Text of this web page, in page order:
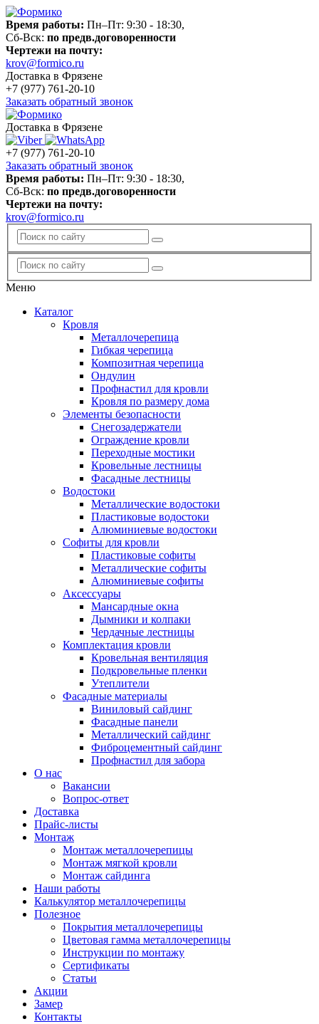
Время работы: Пн–Пт: 9:30 - 18:30,
Сб-Вск: по предв.договоренности
Чертежи на почту:
krov@formico.ru
Доставка в Фрязене
+7 (977) 761-20-10
Заказать обратный звонок
Доставка в Фрязене
+7 (977) 761-20-10
Заказать обратный звонок
Время работы: Пн–Пт: 9:30 - 18:30,
Сб-Вск: по предв.договоренности
Чертежи на почту:
krov@formico.ru
Меню
Каталог
Кровля
Металлочерепица
Гибкая черепица
Композитная черепица
Ондулин
Профнастил для кровли
Кровля по размеру дома
Элементы безопасности
Снегозадержатели
Ограждение кровли
Переходные мостики
Кровельные лестницы
Фасадные лестницы
Водостоки
Металлические водостоки
Пластиковые водостоки
Алюминиевые водостоки
Софиты для кровли
Пластиковые софиты
Металлические софиты
Алюминиевые софиты
Аксессуары
Мансардные окна
Дымники и колпаки
Чердачные лестницы
Комплектация кровли
Кровельная вентиляция
Подкровельные пленки
Утеплители
Фасадные материалы
Виниловый сайдинг
Фасадные панели
Металлический сайдинг
Фиброцементный сайдинг
Профнастил для забора
О нас
Вакансии
Вопрос-ответ
Доставка
Прайс-листы
Монтаж
Монтаж металлочерепицы
Монтаж мягкой кровли
Монтаж сайдинга
Наши работы
Калькулятор металлочерепицы
Полезное
Покрытия металлочерепицы
Цветовая гамма металлочерепицы
Инструкции по монтажу
Сертификаты
Статьи
Акции
Замер
Контакты